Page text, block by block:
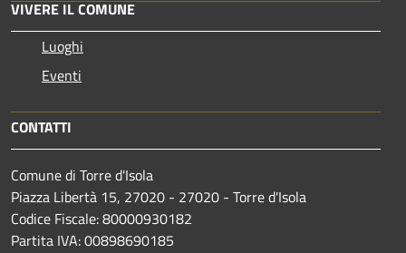
VIVERE IL COMUNE
Luoghi
Eventi
CONTATTI
Comune di Torre d'Isola
Piazza Libertà 15, 27020 - 27020 - Torre d'Isola
Codice Fiscale: 80000930182
Partita IVA: 00898690185